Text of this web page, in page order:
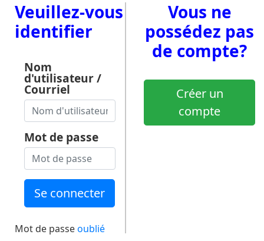
Veuillez-vous
identifier
Nom
d'utilisateur /
Courriel
Mot de passe
Mot de passeoublié
Vous ne
possédez pas
de compte?
Créer un
compte